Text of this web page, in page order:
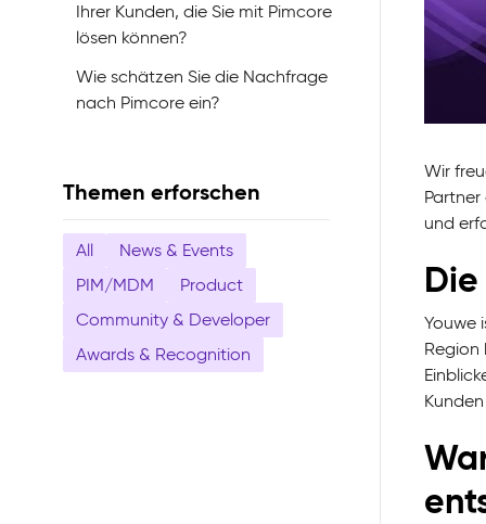
Ihrer Kunden, die Sie mit Pimcore
lösen können?
Wie schätzen Sie die Nachfrage
nach Pimcore ein?
Themen erforschen
All
News & Events
PIM/MDM
Product
Community & Developer
Awards & Recognition
Wir
und
Youwe
Region